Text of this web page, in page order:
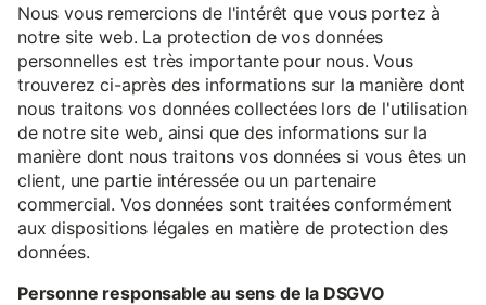
Nous vous remercions de l'intérêt que vous portez à
notre site web. La protection de vos données
personnelles est très importante pour nous. Vous
trouverez ci-après des informations sur la manière dont
nous traitons vos données collectées lors de l'utilisation
de notre site web, ainsi que des informations sur la
manière dont nous traitons vos données si vous êtes un
client, une partie intéressée ou un partenaire
commercial. Vos données sont traitées conformément
aux dispositions légales en matière de protection des
données.
Personne responsable au sens de la DSGVO